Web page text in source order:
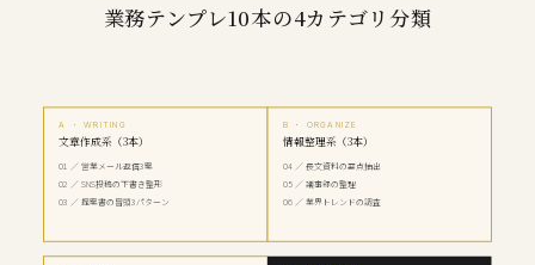
業務テンプレ10本の4カテゴリ分類
A ・ WRITING
文章作成系（3本）
01 ／ 営業メール返信3案
02 ／ SNS投稿の下書き整形
03 ／ 提案書の冒頭3パターン
B ・ ORGANIZE
情報整理系（3本）
04 ／ 長文資料の要点抽出
05 ／ 議事録の整理
06 ／ 業界トレンドの調査